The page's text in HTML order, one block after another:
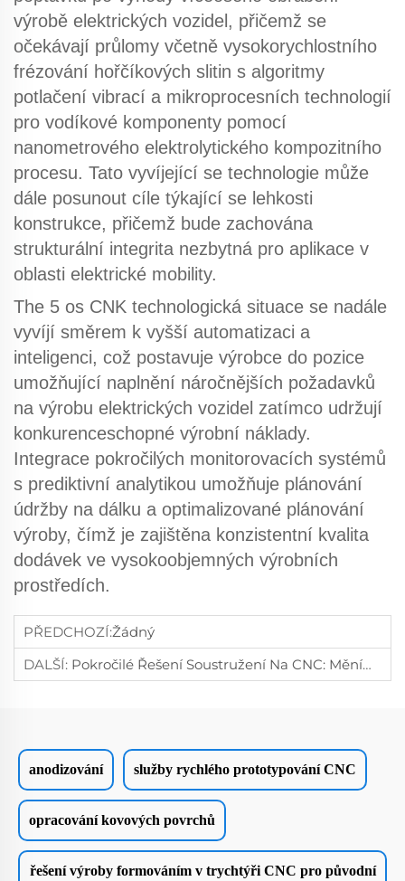
výrobě elektrických vozidel, přičemž se
očekávají průlomy včetně vysokorychlostního
frézování hořčíkových slitin s algoritmy
potlačení vibrací a mikroprocesních technologií
pro vodíkové komponenty pomocí
nanometrového elektrolytického kompozitního
procesu. Tato vyvíjející se technologie může
dále posunout cíle týkající se lehkosti
konstrukce, přičemž bude zachována
strukturální integrita nezbytná pro aplikace v
oblasti elektrické mobility.
The 5 os CNK technologická situace se nadále
vyvíjí směrem k vyšší automatizaci a
inteligenci, což postavuje výrobce do pozice
umožňující naplnění náročnějších požadavků
na výrobu elektrických vozidel zatímco udržují
konkurenceschopné výrobní náklady.
Integrace pokročilých monitorovacích systémů
s prediktivní analytikou umožňuje plánování
údržby na dálku a optimalizované plánování
výroby, čímž je zajištěna konzistentní kvalita
dodávek ve vysokoobjemných výrobních
prostředích.
PŘEDCHOZÍ:Žádný
DALŠÍ: Pokročilé Řešení Soustružení Na CNC: Měníme Výrobu Lékařských Přístrojů
anodizování služby rychlého prototypování CNC
opracování kovových povrchů
řešení výroby formováním v trychtýři CNC pro původní